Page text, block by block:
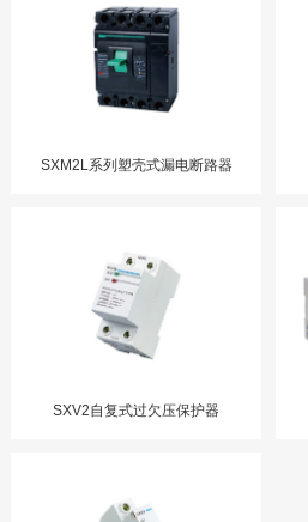
SXM2L系列塑壳式漏电断路器
SXV2自复式过欠压保护器